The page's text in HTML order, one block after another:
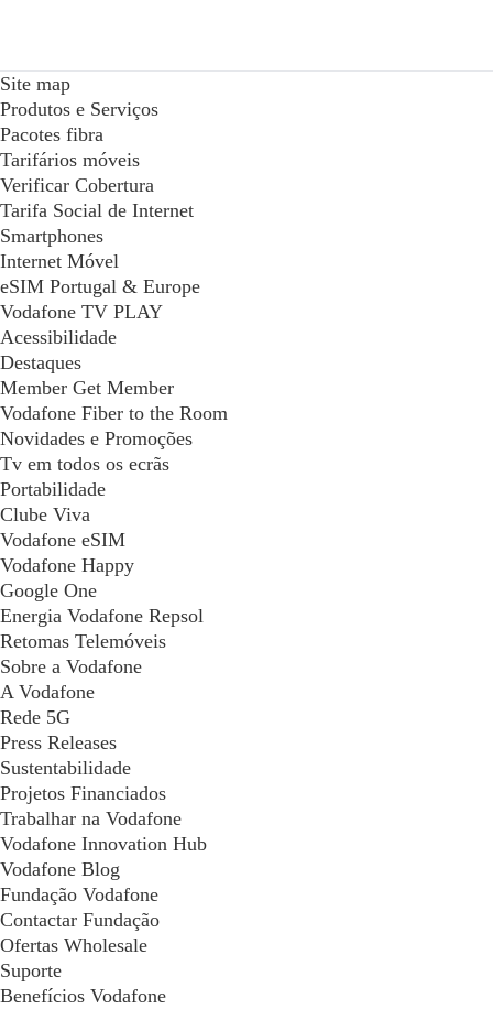
Site map
Produtos e Serviços
Pacotes fibra
Tarifários móveis
Verificar Cobertura
Tarifa Social de Internet
Smartphones
Internet Móvel
eSIM Portugal & Europe
Vodafone TV PLAY
Acessibilidade
Destaques
Member Get Member
Vodafone Fiber to the Room
Novidades e Promoções
Tv em todos os ecrãs
Portabilidade
Clube Viva
Vodafone eSIM
Vodafone Happy
Google One
Energia Vodafone Repsol
Retomas Telemóveis
Sobre a Vodafone
A Vodafone
Rede 5G
Press Releases
Sustentabilidade
Projetos Financiados
Trabalhar na Vodafone
Vodafone Innovation Hub
Vodafone Blog
Fundação Vodafone
Contactar Fundação
Ofertas Wholesale
Suporte
Benefícios Vodafone